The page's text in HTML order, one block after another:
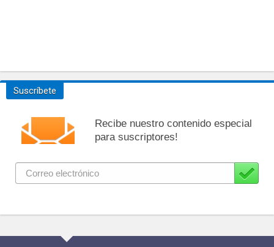
Suscríbete
Recibe nuestro contenido especial
para suscriptores!